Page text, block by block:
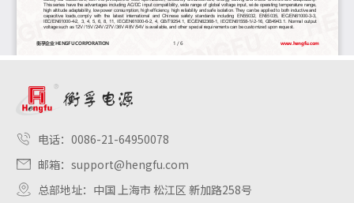
电话： 0086-21-64950078
邮箱： support@hengfu.com
总部地址：中国 上海市 松江区 新加路258号